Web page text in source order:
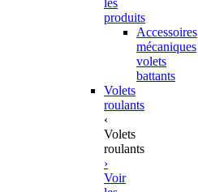
produits
Accessoires
mécaniques
volets
battants
Volets
roulants
‹
Volets
roulants
›
Voir